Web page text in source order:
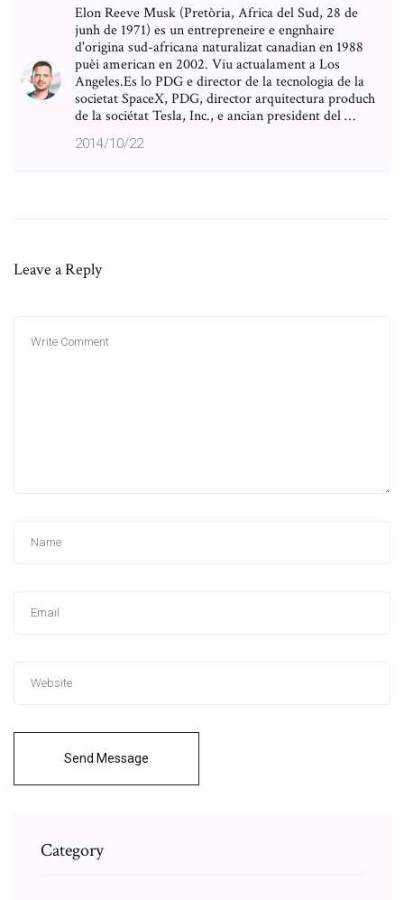
Elon Reeve Musk (Pretòria, Africa del Sud, 28 de
junh de 1971) es un entrepreneire e engnhaire
d'origina sud-africana naturalizat canadian en 1988
puèi american en 2002. Viu actualament a Los
Angeles.Es lo PDG e director de la tecnologia de la
societat SpaceX, PDG, director arquitectura produch
de la sociétat Tesla, Inc., e ancian president del …
2014/10/22
Leave a Reply
Send Message
Category